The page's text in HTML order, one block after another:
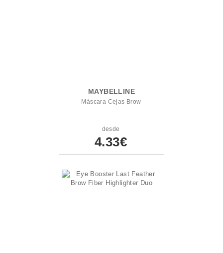
MAYBELLINE
Máscara Cejas Brow
desde
4.33€